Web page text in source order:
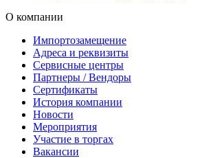
О компании
Импортозамещение
Адреса и реквизиты
Сервисные центры
Партнеры / Вендоры
Сертификаты
История компании
Новости
Мероприятия
Участие в торгах
Вакансии